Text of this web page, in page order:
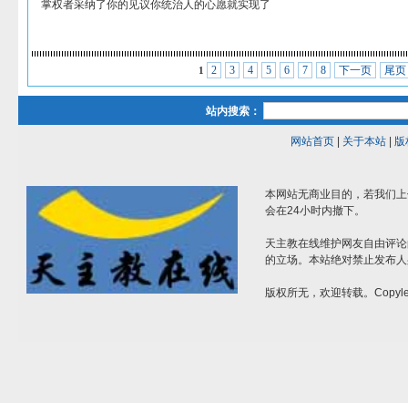
掌权者采纳了你的见议你统治人的心愿就实现了
1 2 3 4 5 6 7 8 下一页 尾页
站内搜索：
网站首页| 关于本站| 版
本网站无商业目的，若我们
会在24小时内撤下。
天主教在线维护网友自由评
的立场。本站绝对禁止发布
版权所无，欢迎转载。